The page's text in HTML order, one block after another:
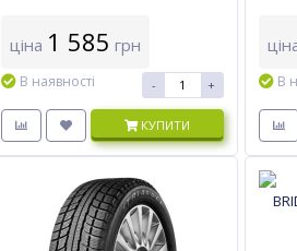
ціна 1 585 грн
В наявності - +
КУПИТИ
В